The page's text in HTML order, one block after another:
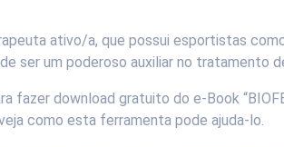
ativo/a, que possui esportistas
ser um poderoso auxiliar no tratamento
fazer download gratuito do e-Book
como esta ferramenta pode ajuda-lo.